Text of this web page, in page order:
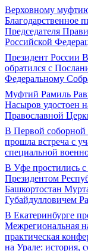
Верховному
Благодарственное
Председателя
Российской
Президент России
обратился с
Федеральному
Муфтий Рамиль
Насыров удостоен
Православной
В Первой соборной
прошла встреча с
специальной
В Уфе простились
Президентом
Башкортостан
Губайдулловичем
В Екатеринбурге
Межрегиональная
практическая
на Урале: история,